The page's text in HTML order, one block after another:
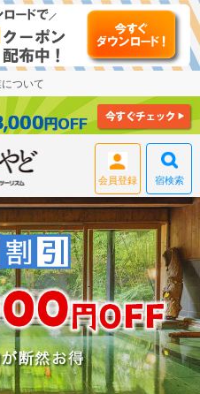
ついて
ログイン 宿検索